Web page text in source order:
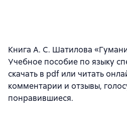
Книга А. С. Шатилова
Учебное пособие по языку
скачать в pdf или читать
комментарии и отзывы,
понравившиеся.